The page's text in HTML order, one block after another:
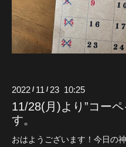
2022 / 11 / 23 10:25
11/28(月)より”コー
す。
おはようございます！今日の